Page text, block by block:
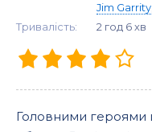
Jim Garrity
Тривалість:
2 год 6 хв
Головними героями